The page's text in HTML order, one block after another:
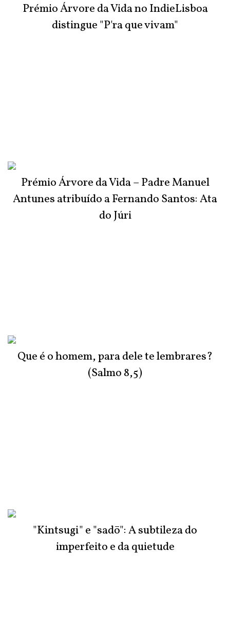
Prémio Árvore da Vida no IndieLisboa
distingue "P'ra que vivam"
Prémio Árvore da Vida – Padre Manuel
Antunes atribuído a Fernando Santos: Ata
do Júri
Que é o homem, para dele te lembrares?
(Salmo 8,5)
"Kintsugi" e "sadō": A subtileza do
imperfeito e da quietude